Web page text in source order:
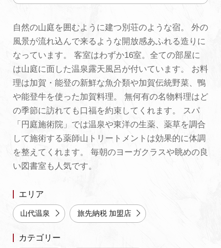
ご当地グルメ
加賀 旅先納税
FAQ
お知らせ
動画を見る
パンフレットダウンロード
写真ダウンロード
よくあるご質問・お問い合わせ
プライバシーポリシー
自然の山庭を囲むように建つ別荘のような宿。 外の
風景が流れ込んで来るような開放感あふれる造りに
なっています。 客室はわずか16室。全ての部屋に
は山庭に面した温泉露天風呂が付いています。 お料
理は加賀・能登の新鮮な魚介類や加賀伝統野菜、鴨
や能登牛を使った加賀料理。 無何有の名物料理はど
の季節に訪れても口福を約束してくれます。 スパ
「円庭施術院」では温泉や東洋の生薬、薬草を調合
して施術する薬師山トリートメントは効果的に体調
を整えてくれます。 毎朝のヨーガクラスや眺めの良
い図書室も人気です。
エリア
山代温泉 旅先納税 加盟店
カテゴリー